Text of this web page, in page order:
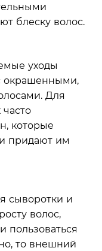
блеску волос.
уходы
окрашенными,
Для
часто
которые
придают им
сыворотки и
волос,
пользоваться
то внешний